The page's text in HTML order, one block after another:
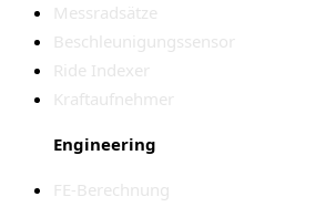
Messradsätze
Beschleunigungssensor
Ride Indexer
Kraftaufnehmer
Engineering
FE-Berechnung